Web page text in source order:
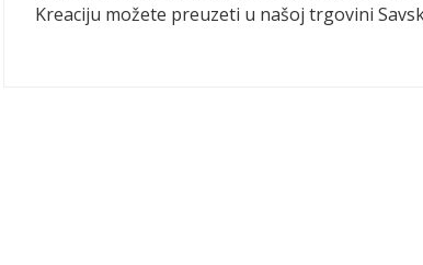
Kreaciju možete preuzeti u našoj trgovini